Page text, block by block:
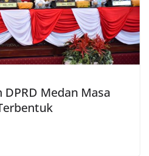
Medan Masa